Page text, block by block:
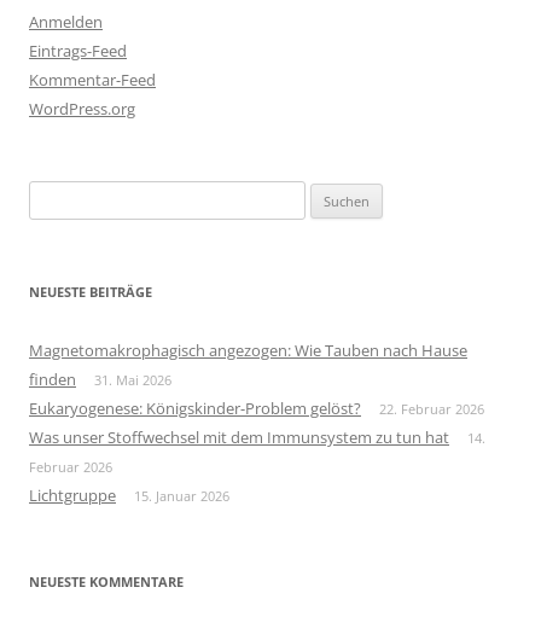
Anmelden
Eintrags-Feed
Kommentar-Feed
WordPress.org
nach:
NEUESTE BEITRÄGE
Magnetomakrophagisch angezogen: Wie Tauben nach Hause
finden
31. Mai 2026
Eukaryogenese: Königskinder-Problem gelöst? 22. Februar 2026
Was unser Stoffwechsel mit dem Immunsystem zu tun hat
14.
Februar 2026
Lichtgruppe 15. Januar 2026
NEUESTE KOMMENTARE